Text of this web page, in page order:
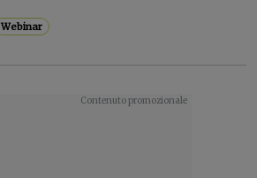
Webinar